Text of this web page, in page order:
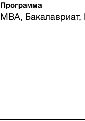
Программа
MBA,